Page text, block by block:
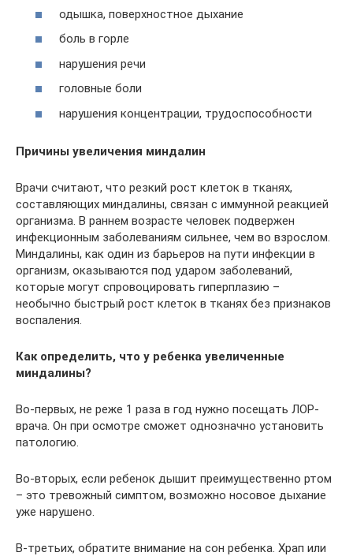
одышка, поверхностное дыхание
боль в горле
нарушения речи
головные боли
нарушения концентрации, трудоспособности
Причины увеличения миндалин
Врачи считают, что резкий рост клеток в тканях,
составляющих миндалины, связан с иммунной реакцией
организма. В раннем возрасте человек подвержен
инфекционным заболеваниям сильнее, чем во взрослом.
Миндалины, как один из барьеров на пути инфекции в
организм, оказываются под ударом заболеваний,
которые могут спровоцировать гиперплазию –
необычно быстрый рост клеток в тканях без признаков
воспаления.
Как определить, что у ребенка увеличенные
миндалины?
Во-первых, не реже 1 раза в год нужно посещать ЛОР-
врача. Он при осмотре сможет однозначно установить
патологию.
Во-вторых, если ребенок дышит преимущественно ртом
– это тревожный симптом, возможно носовое дыхание
уже нарушено.
В-третьих, обратите внимание на сон ребенка. Храп или